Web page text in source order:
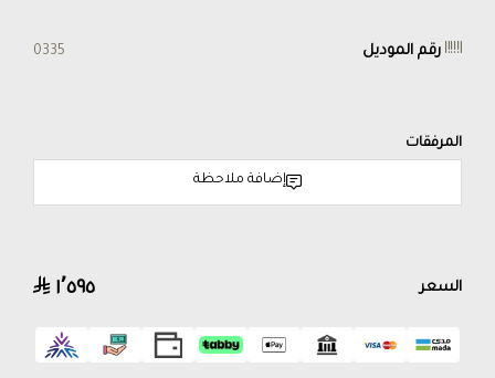
رقم الموديل 0335
المرفقات
إضافة ملاحظة
السعر ١٬٥٩٥